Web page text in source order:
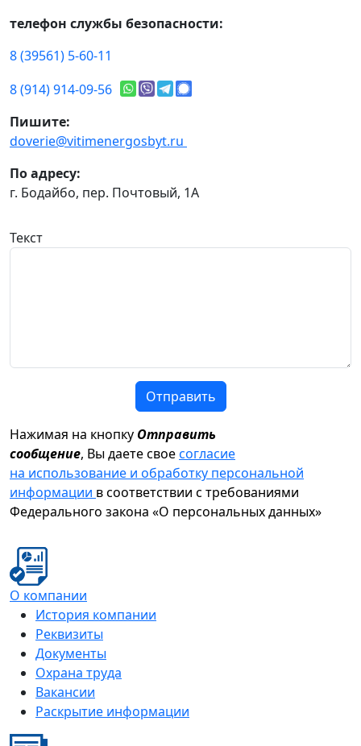
телефон службы безопасности:
8 (39561) 5-60-11
8 (914) 914-09-56
Пишите:
doverie@vitimenergosbyt.ru
По адресу:
г. Бодайбо, пер. Почтовый, 1А
Текст
Отправить
Нажимая на кнопку Отправить
сообщение, Вы даете своесогласие
на использование и обработку персональной
информации в соответствии с требованиями
Федерального закона «О персональных данных»
О компании
История компании
Реквизиты
Документы
Охрана труда
Вакансии
Раскрытие информации